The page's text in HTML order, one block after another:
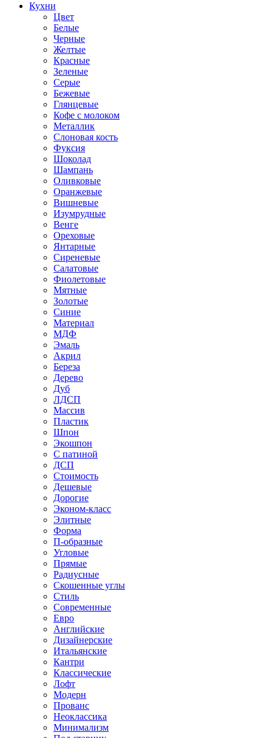
Кухни
Цвет
Белые
Черные
Желтые
Красные
Зеленые
Серые
Бежевые
Глянцевые
Кофе с молоком
Металлик
Слоновая кость
Фуксия
Шоколад
Шампань
Оливковые
Оранжевые
Вишневые
Изумрудные
Венге
Ореховые
Янтарные
Сиреневые
Салатовые
Фиолетовые
Мятные
Золотые
Синие
Материал
МДФ
Эмаль
Акрил
Береза
Дерево
Дуб
ЛДСП
Массив
Пластик
Шпон
Экошпон
С патиной
ДСП
Стоимость
Дешевые
Дорогие
Эконом-класс
Элитные
Форма
П-образные
Угловые
Прямые
Радиусные
Скошенные углы
Стиль
Современные
Евро
Английские
Дизайнерские
Итальянские
Кантри
Классические
Лофт
Модерн
Прованс
Неоклассика
Минимализм